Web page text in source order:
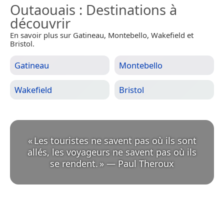
Outaouais : Destinations à
découvrir
En savoir plus sur Gatineau, Montebello, Wakefield et
Bristol.
Gatineau Montebello
Wakefield Bristol
«Les touristes ne savent pas où ils sont
allés, les voyageurs ne savent pas où ils
se rendent. » — Paul Theroux